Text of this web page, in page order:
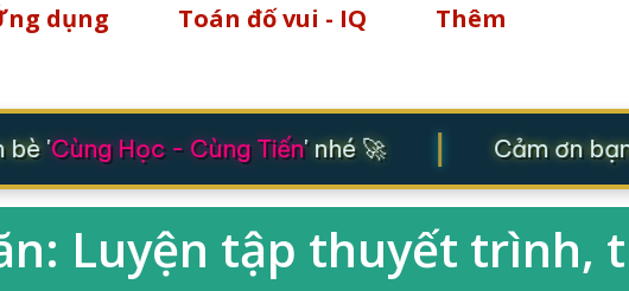
dụng Toán đố vui - IQ Thêm
'Cùng Học - Cùng Tiến' nhé 🚀 Cảm ơn
Luyện tập thuyết trình,